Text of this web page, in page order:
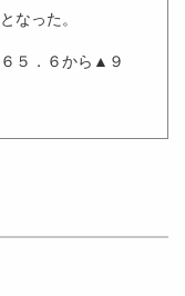
なった。
５．６から▲９